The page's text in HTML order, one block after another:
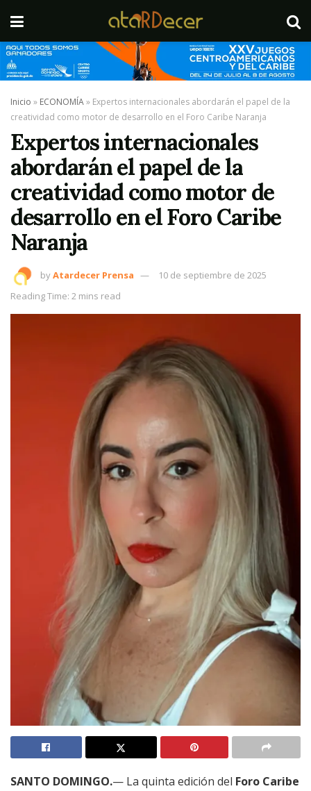
Inicio » ECONOMÍA» Expertos internacionales abordarán el papel de la
creatividad como motor de desarrollo en el Foro Caribe Naranja
Expertos internacionales
abordarán el papel de la
creatividad como motor de
desarrollo en el Foro Caribe
Naranja
byAtardecer Prensa
10 de septiembre de 2025
Reading Time: 2 mins read
SANTO DOMINGO.— La quinta edición del Foro Caribe